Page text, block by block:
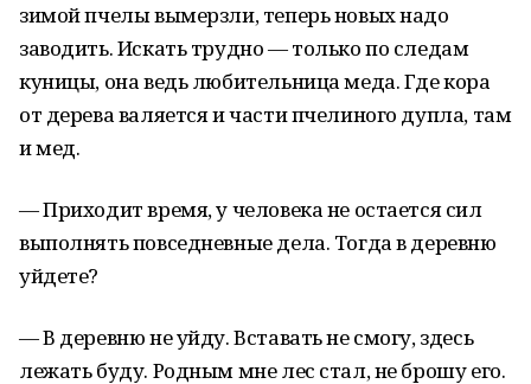
зимой пчелы вымерзли, теперь новых надо
заводить. Искать трудно — только по следам
куницы, она ведь любительница меда. Где кора
от дерева валяется и части пчелиного дупла, там
и мед.
— Приходит время, у человека не остается сил
выполнять повседневные дела. Тогда в деревню
уйдете?
— В деревню не уйду. Вставать не смогу, здесь
лежать буду. Родным мне лес стал, не брошу его.